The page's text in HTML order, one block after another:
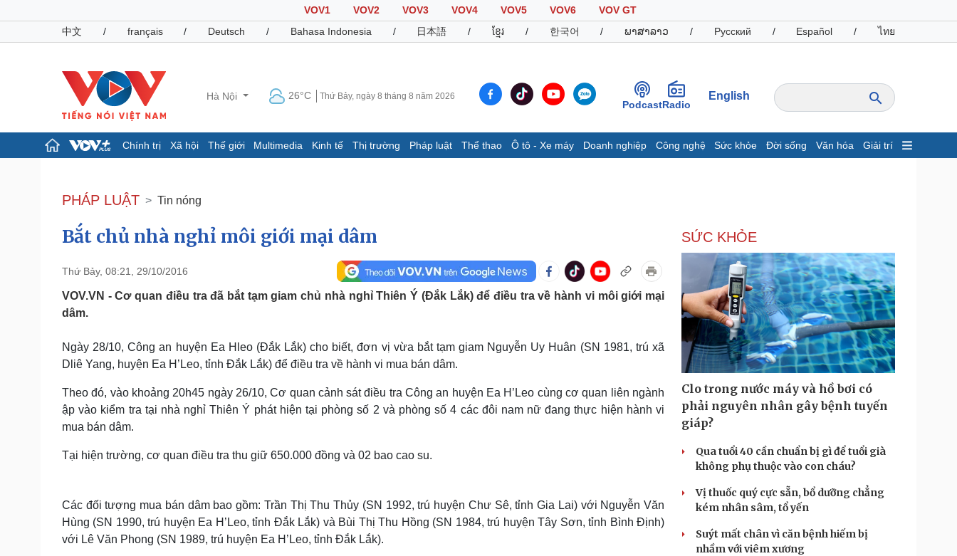
VOV1 VOV2 VOV3 VOV4 VOV5 VOV6
VOV GT
中文
/ français / Deutsch / Bahasa Indonesia / 日本語 / ខ្មែរ / 한국어 / ພາສາລາວ / Русский / Español / ไทย
Hà Nội 26°C Thứ Bảy, ngày 8 tháng 8 năm 2026
PodcastRadio
English
Chính trị Xã hội Thế giới Multimedia Kinh tế Thị trường Pháp luật Thể thao Ô tô - Xe máy Doanh nghiệp Công nghệ Sức khỏe Đời sống Văn hóa Giải trí
Đảng
Tổ chức nhân sự
Quốc hội
Nhận diện sự thật
Dấu ấn VOV
Giá cà phê
Pháp luật
Vụ án
Tư vấn luật
Quân sự - Quốc phòng
Phân tích
Thể thao
Thế giới thể thao
eSports
Hậu trường
Ô tô - Xe máy
Tư vấn
Doanh nghiệp
Thông tin doanh nghiệp
Doanh nghiệp 24h
Doanh nhân
Vì cộng đồng
Công nghệ
Sành điệu
Tin Công nghệ
Trải nghiệm
Chuyển đổi số
Sức khỏe
Dinh dưỡng - món ngon
Cây thuốc
Nhi khoa
Phòng mạch online
Ăn sạch sống khỏe
Đời sống
Nhà đẹp
Văn hóa
Sân khấu - Điện ảnh
Di sản
Giải trí
Nghệ sĩ
Du lịch
Tư vấn
Podcast
Câu chuyện thời sự
Cửa sổ tình yêu
Kể chuyện cho bé
Cải chính
PHÁP LUẬT Tin nóng
Bắt chủ nhà nghỉ môi giới mại dâm
Thứ Bảy, 08:21, 29/10/2016
VOV.VN - Cơ quan điều tra đã bắt tạm giam chủ nhà nghỉ Thiên Ý (Đắk Lắk) để điều tra về hành vi môi giới mại
dâm.
Ngày 28/10, Công an huyện Ea Hleo (Đắk Lắk) cho biết, đơn vị vừa bắt tạm giam Nguyễn Uy Huân (SN 1981, trú xã
Dliê Yang, huyện Ea H’Leo, tỉnh Đắk Lắk) để điều tra về hành vi mua bán dâm.
Theo đó, vào khoảng 20h45 ngày 26/10, Cơ quan cảnh sát điều tra Công an huyện Ea H’Leo cùng cơ quan liên ngành
ập vào kiểm tra tại nhà nghỉ Thiên Ý phát hiện tại phòng số 2 và phòng số 4 các đôi nam nữ đang thực hiện hành vi
mua bán dâm.
Tại hiện trường, cơ quan điều tra thu giữ 650.000 đồng và 02 bao cao su.
Các đối tượng mua bán dâm bao gồm: Trần Thị Thu Thủy (SN 1992, trú huyện Chư Sê, tỉnh Gia Lai) với Nguyễn Văn
Hùng (SN 1990, trú huyện Ea H’Leo, tỉnh Đắk Lắk) và Bùi Thị Thu Hồng (SN 1984, trú huyện Tây Sơn, tỉnh Bình Định)
với Lê Văn Phong (SN 1989, trú huyện Ea H’Leo, tỉnh Đắk Lắk).
SỨC KHỎE
Clo trong nước máy và hồ bơi có
phải nguyên nhân gây bệnh tuyến
giáp?
Qua tuổi 40 cần chuẩn bị gì để tuổi già
không phụ thuộc vào con cháu?
Vị thuốc quý cực sẵn, bổ dưỡng chẳng
kém nhân sâm, tổ yến
Suýt mất chân vì căn bệnh hiếm bị
nhầm với viêm xương